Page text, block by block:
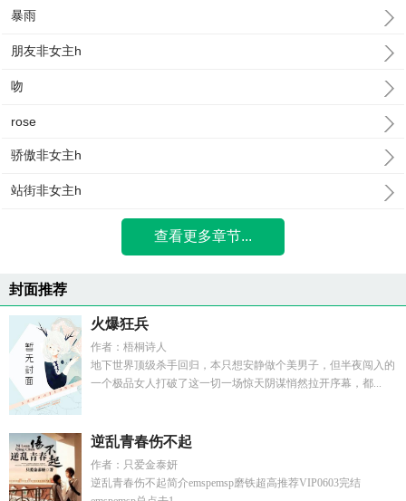
暴雨
朋友非女主h
吻
rose
骄傲非女主h
站街非女主h
查看更多章节...
封面推荐
火爆狂兵
作者：梧桐诗人
地下世界顶级杀手回归，本只想安静做个美男子，但半夜闯入的
一个极品女人打破了这一切一场惊天阴谋悄然拉开序幕，都...
逆乱青春伤不起
作者：只爱金泰妍
逆乱青春伤不起简介emspemsp磨铁超高推荐VIP0603完结